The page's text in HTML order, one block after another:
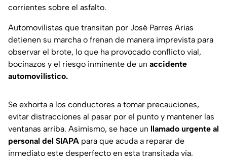
corrientes sobre el asfalto.
Automovilistas que transitan por José Parres Arias
detienen su marcha o frenan de manera imprevista para
observar el brote, lo que ha provocado conflicto vial,
bocinazos y el riesgo inminente de un accidente
automovilístico.
Se exhorta a los conductores a tomar precauciones,
evitar distracciones al pasar por el punto y mantener las
ventanas arriba. Asimismo, se hace un llamado urgente al
personal del SIAPA para que acuda a reparar de
inmediato este desperfecto en esta transitada vía.